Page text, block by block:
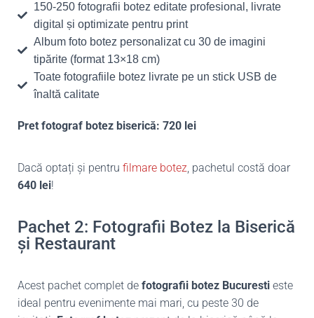
150-250 fotografii botez editate profesional, livrate
digital și optimizate pentru print
Album foto botez personalizat cu 30 de imagini
tipărite (format 13×18 cm)
Toate fotografiile botez livrate pe un stick USB de
înaltă calitate
Pret fotograf botez biserică: 720 lei
Dacă optați și pentru filmare botez, pachetul costă doar
640 lei!
Pachet 2: Fotografii Botez la Biserică
și Restaurant
Acest pachet complet de fotografii botez Bucuresti este
ideal pentru evenimente mai mari, cu peste 30 de